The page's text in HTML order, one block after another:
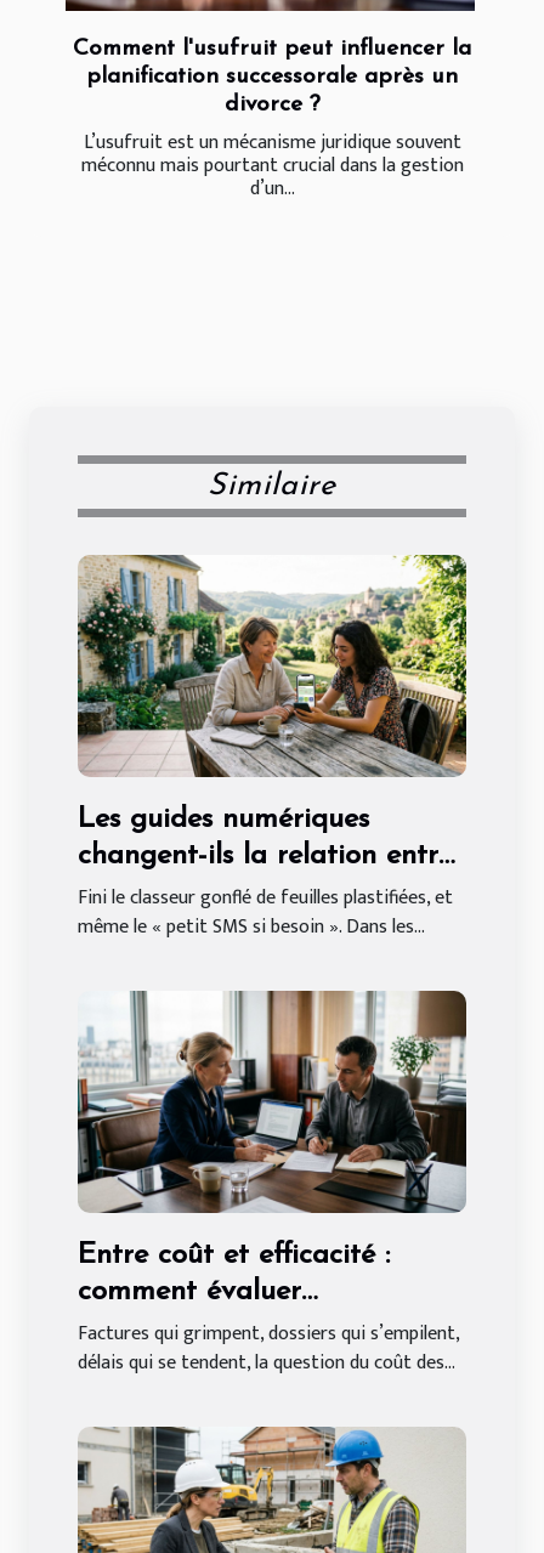
Comment l'usufruit peut influencer la
planification successorale après un
divorce ?
L’usufruit est un mécanisme juridique souvent
méconnu mais pourtant crucial dans la gestion
d’un...
Similaire
Les guides numériques
changent-ils la relation entre
propriétaires et locataires
saisonniers ?
Fini le classeur gonflé de feuilles plastifiées, et
même le « petit SMS si besoin ». Dans les...
Entre coût et efficacité :
comment évaluer
l’accompagnement d’un
cabinet juridique
Factures qui grimpent, dossiers qui s’empilent,
délais qui se tendent, la question du coût des...